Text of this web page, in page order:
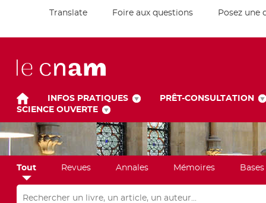
Translate Foire aux questions Posez une
INFOS PRATIQUES
PRÊT-CONSULTATION
SCIENCE OUVERTE
Tout Revues Annales Mémoires
Rechercher dans "Tout"